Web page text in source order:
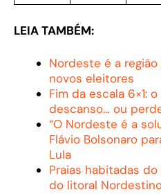
LEIA TAMBÉM:
Nordeste é a
novos eleitores
Fim da escala 6×1:
descanso… ou
“O Nordeste é a
Flávio Bolsonaro
Lula
Praias habitadas do
do litoral